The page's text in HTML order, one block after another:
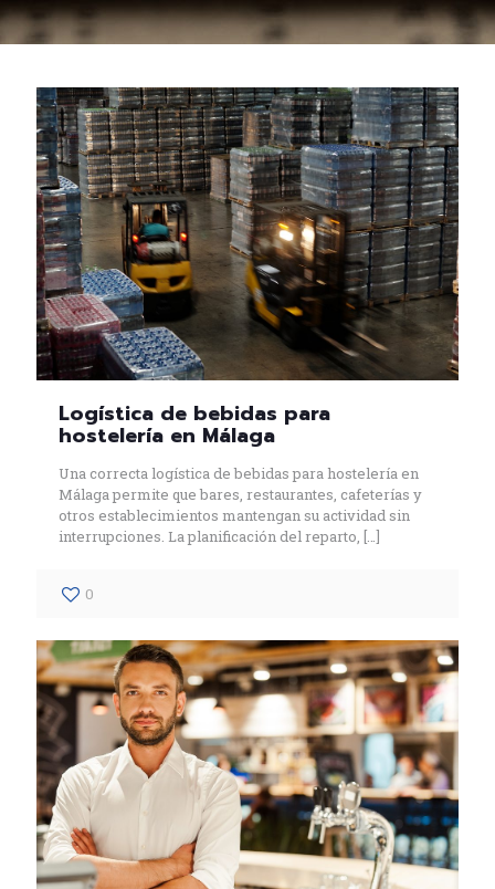
Logística de bebidas para
hostelería en Málaga
Una correcta logística de bebidas para hostelería en
Málaga permite que bares, restaurantes, cafeterías y
otros establecimientos mantengan su actividad sin
interrupciones. La planificación del reparto, […]
0